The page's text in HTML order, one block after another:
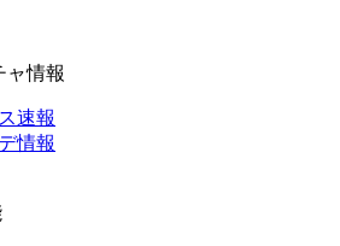
ャ情報
速報
情報